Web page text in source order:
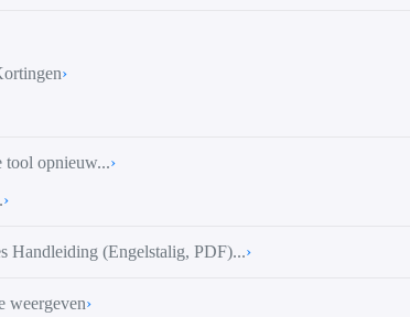
›
tool opnieuw...›
›
Handleiding (Engelstalig, PDF)...›
weergeven›